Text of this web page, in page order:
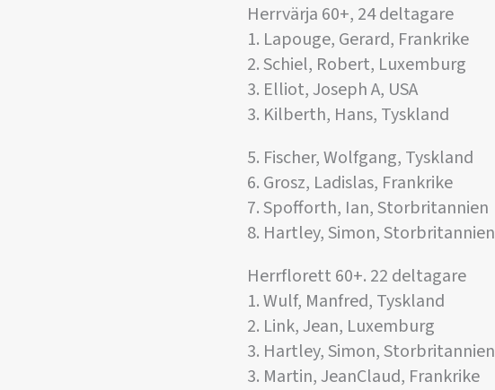
Herrvärja 60+, 24 deltagare
1. Lapouge, Gerard, Frankrike
2. Schiel, Robert, Luxemburg
3. Elliot, Joseph A, USA
3. Kilberth, Hans, Tyskland
5. Fischer, Wolfgang, Tyskland
6. Grosz, Ladislas, Frankrike
7. Spofforth, Ian, Storbritannien
8. Hartley, Simon, Storbritannien
Herrflorett 60+. 22 deltagare
1. Wulf, Manfred, Tyskland
2. Link, Jean, Luxemburg
3. Hartley, Simon, Storbritannien
3. Martin, JeanClaud, Frankrike